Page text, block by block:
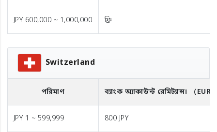
JPY 600,000 ~ 1,000,000 ফ্রি
Switzerland
পরিমাণ ব্যাংক অ্যাকাউন্ট রেমিট্যান্স। （EUR
JPY 1 ~ 599,999 800 JPY